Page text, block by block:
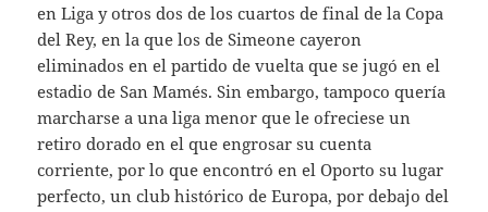
en Liga y otros dos de los cuartos de final de la Copa
del Rey, en la que los de Simeone cayeron
eliminados en el partido de vuelta que se jugó en el
estadio de San Mamés. Sin embargo, tampoco quería
marcharse a una liga menor que le ofreciese un
retiro dorado en el que engrosar su cuenta
corriente, por lo que encontró en el Oporto su lugar
perfecto, un club histórico de Europa, por debajo del